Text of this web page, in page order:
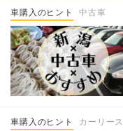
車購入のヒント 中古車
車購入のヒント カーリース